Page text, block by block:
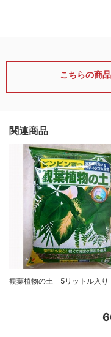
こちらの商
関連商品
観葉植物の土 5リットル入り